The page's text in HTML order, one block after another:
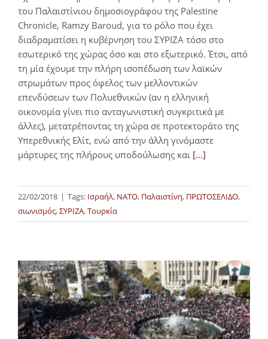
του Παλαιστίνιου δημοσιογράφου της Palestine
Chronicle, Ramzy Baroud, για το ρόλο που έχει
διαδραματίσει η κυβέρνηση του ΣΥΡΙΖΑ τόσο στο
εσωτερικό της χώρας όσο και στο εξωτερικό. Έτσι, από
τη μία έχουμε την πλήρη ισοπέδωση των λαϊκών
στρωμάτων προς όφελος των μελλοντικών
επενδύσεων των Πολυεθνικών (αν η ελληνική
οικονομία γίνει πιο ανταγωνιστική συγκριτικά με
άλλες), μετατρέποντας τη χώρα σε προτεκτοράτο της
Υπερεθνικής Ελίτ, ενώ από την άλλη γινόμαστε
μάρτυρες της πλήρους υποδούλωσης και [...]
22/02/2018 | Tags: Ισραήλ, ΝΑΤΟ, Παλαιστίνη, ΠΡΩΤΟΣΕΛΙΔΟ,
σιωνισμός,ΣΥΡΙΖΑ,Τουρκία